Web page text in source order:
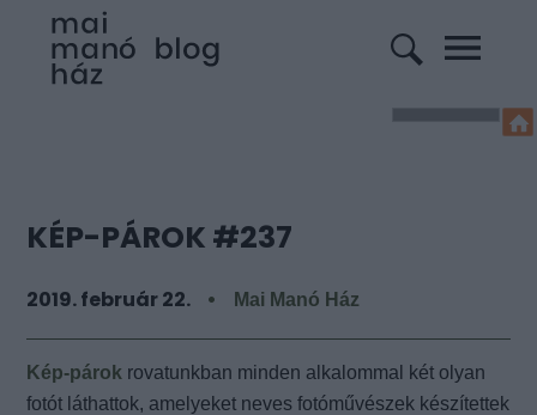
KÉP-PÁROK #237
2019. február 22. Mai Manó Ház
Kép-párok rovatunkban minden alkalommal két olyan
fotót láthattok, amelyeket neves fotóművészek készítettek